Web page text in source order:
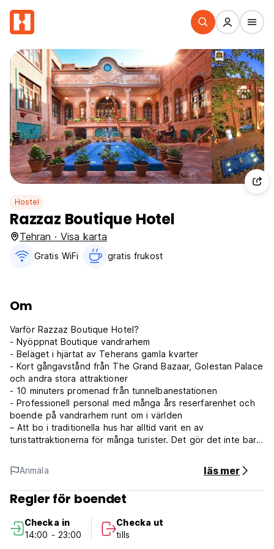
Hostel
Razzaz Boutique Hotel
Tehran · Visa karta
Gratis WiFi gratis frukost‎
Om
Varför Razzaz Boutique Hotel?
- Nyöppnat Boutique vandrarhem
- Beläget i hjärtat av Teherans gamla kvarter
- Kort gångavstånd från The Grand Bazaar, Golestan Palace
och andra stora attraktioner
- 10 minuters promenad från tunnelbanestationen
- Professionell personal med många års reserfarenhet och
boende på vandrarhem runt om i världen
– Att bo i traditionella hus har alltid varit en av
turistattraktionerna för många turister. Det gör det inte bara
autentisk atmosfär, utan ger dem också chansen att leva
med andra människor, njuta av lokal mat och dela idéer.
Vårt boutiquehotell erbjuder en bekväm, ren och
budgetvistelse i en varm och vänlig atmosfär.
Razzaz Boutique Hostel är en nyrenoverad historisk
byggnad, belägen i ett perfekt läge mitt i hjärtat av
Anmäla läs mer
Regler för boendet
Checka in
14:00 - 23:00
Checka ut
tills